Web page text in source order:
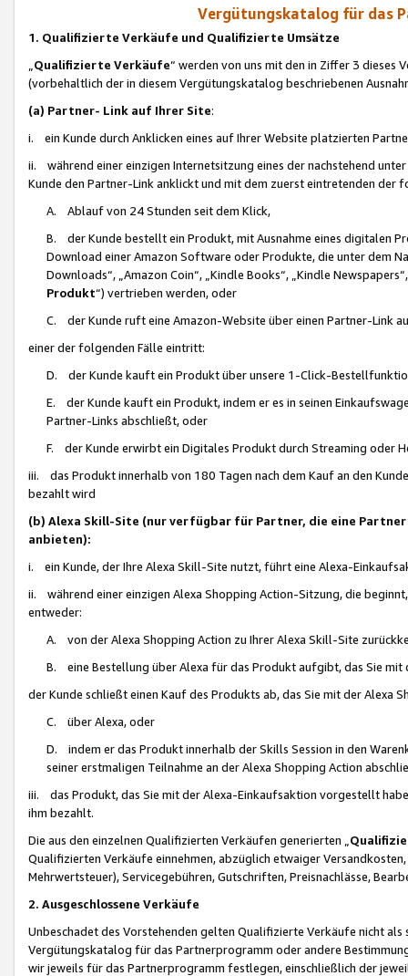
Vergütungskatalog für das
1. Qualifizierte Verkäufe und Qualifizierte Umsätze
Qualifizierte Verkäufe“ werden von uns mit den in Ziffer 3
(vorbehaltlich der in diesem Vergütungskatalog beschriebenen
(a) Partner- Link auf Ihrer Site:
i. ein Kunde durch Anklicken eines auf Ihrer Website platzierten
ii. während einer einzigen Internetsitzung eines der nachstehend
Kunde den Partner-Link anklickt und mit dem zuerst eintretenden der
A. Ablauf von 24 Stunden seit dem Klick,
B. der Kunde bestellt ein Produkt, mit Ausnahme eines digitalen
Download einer Amazon Software oder Produkte, die unter dem
Downloads“, „Amazon Coin“, „Kindle Books“, „Kindle
Produkt“) vertrieben werden, oder
C. der Kunde ruft eine Amazon-Website über einen Partner-Link
einer der folgenden Fälle eintritt:
D. der Kunde kauft ein Produkt über unsere 1-Click-
E. der Kunde kauft ein Produkt, indem er es in seinen
Partner-Links abschließt, oder
F. der Kunde erwirbt ein Digitales Produkt durch Streaming oder
iii. das Produkt innerhalb von 180 Tagen nach dem Kauf an den
bezahlt wird
(b) Alexa Skill-Site (nur verfügbar für Partner, die eine
anbieten):
i. ein Kunde, der Ihre Alexa Skill-Site nutzt, führt eine Alexa-
ii. während einer einzigen Alexa Shopping Action-Sitzung, die
entweder:
A. von der Alexa Shopping Action zu Ihrer Alexa Skill-Site
B. eine Bestellung über Alexa für das Produkt aufgibt, das Sie mit
der Kunde schließt einen Kauf des Produkts ab, das Sie mit der Alexa
C. über Alexa, oder
D. indem er das Produkt innerhalb der Skills Session in den
seiner erstmaligen Teilnahme an der Alexa Shopping Action
iii. das Produkt, das Sie mit der Alexa-Einkaufsaktion vorgestellt
ihm bezahlt.
Die aus den einzelnen Qualifizierten Verkäufen generierten „
Qualifizierten Verkäufe einnehmen, abzüglich etwaiger
Mehrwertsteuer), Servicegebühren, Gutschriften, Preisnachlässe,
2. Ausgeschlossene Verkäufe
Unbeschadet des Vorstehenden gelten Qualifizierte Verkäufe nicht
Vergütungskatalog für das Partnerprogramm oder andere
wir jeweils für das Partnerprogramm festlegen, einschließlich der